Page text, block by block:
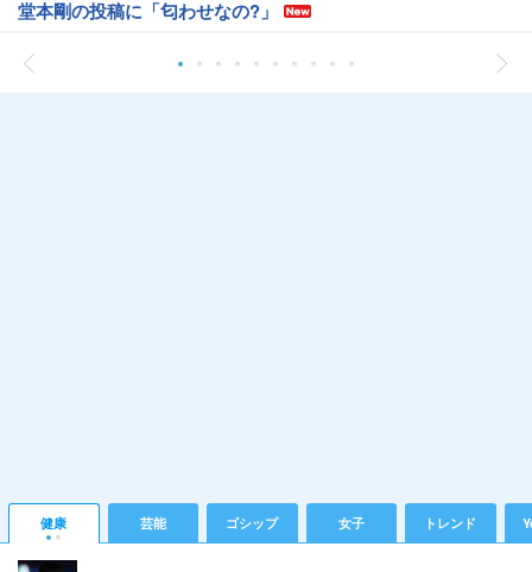
堂本剛の投稿に「匂わせなの?」
健康 芸能 ゴシップ 女子 トレンド